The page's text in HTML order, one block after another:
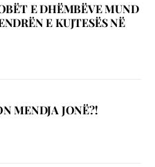
E DHËMBËVE MUND
E KUJTESËS NË
MENDJA JONË?!